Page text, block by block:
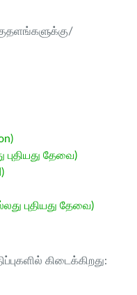
புதியது தேவை)
புதியது தேவை)
கிடைக்கிறது: